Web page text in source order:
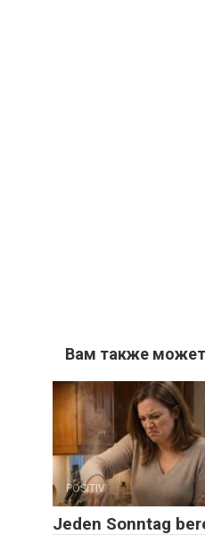
Вам также
POSITIV
Jeden Sonntag